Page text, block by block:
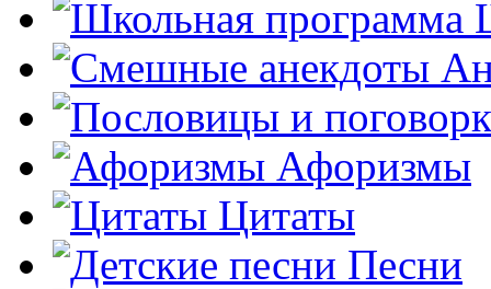
Афоризмы
Цитаты
Песни